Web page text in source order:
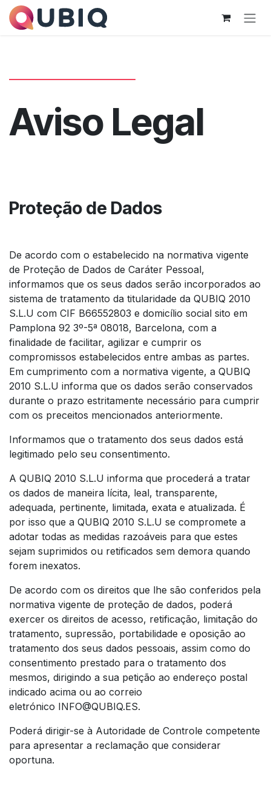
Pular para o conteúdo
Aviso Legal
Proteção de Dados
De acordo com o estabelecido na normativa vigente
de Proteção de Dados de Caráter Pessoal,
informamos que os seus dados serão incorporados ao
sistema de tratamento da titularidade da QUBIQ 2010
S.L.U com CIF B66552803 e domicílio social sito em
Pamplona 92 3º-5ª 08018, Barcelona, com a
finalidade de facilitar, agilizar e cumprir os
compromissos estabelecidos entre ambas as partes.
Em cumprimento com a normativa vigente, a QUBIQ
2010 S.L.U informa que os dados serão conservados
durante o prazo estritamente necessário para cumprir
com os preceitos mencionados anteriormente.
Informamos que o tratamento dos seus dados está
legitimado pelo seu consentimento.
A QUBIQ 2010 S.L.U informa que procederá a tratar
os dados de maneira lícita, leal, transparente,
adequada, pertinente, limitada, exata e atualizada. É
por isso que a QUBIQ 2010 S.L.U se compromete a
adotar todas as medidas razoáveis para que estes
sejam suprimidos ou retificados sem demora quando
forem inexatos.
De acordo com os direitos que lhe são conferidos pela
normativa vigente de proteção de dados, poderá
exercer os direitos de acesso, retificação, limitação do
tratamento, supressão, portabilidade e oposição ao
tratamento dos seus dados pessoais, assim como do
consentimento prestado para o tratamento dos
mesmos, dirigindo a sua petição ao endereço postal
indicado acima ou ao correio
eletrónico INFO@QUBIQ.ES.
Poderá dirigir-se à Autoridade de Controle competente
para apresentar a reclamação que considerar
oportuna.